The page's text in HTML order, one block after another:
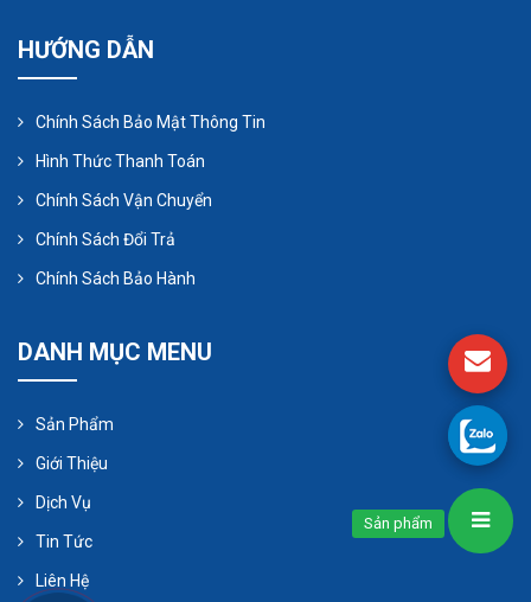
Đây là điều bắt buộc nếu muốn sử dụng
máy
t OBL hiệu quả
Lắp đặt van xả áp ngay sau đầu đẩy của máy
bơm, vị trí trước van đóng ngắt
Cài đặt áp lực van nhỏ hơn áp lực lớn nhất
của bơm
HƯỚNG DẪN
Chính Sách Bảo Mật Thông Tin
Hình Thức Thanh Toán
Chính Sách Vận Chuyển
Chính Sách Đổi Trả
Chính Sách Bảo Hành
DANH MỤC MENU
Sản Phẩm
Giới Thiệu
Dịch Vụ
Tin Tức
Liên Hệ
Sản phẩm